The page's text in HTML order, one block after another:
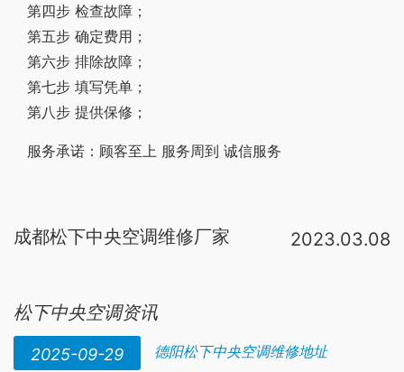
第四步 检查故障；
第五步 确定费用；
第六步 排除故障；
第七步 填写凭单；
第八步 提供保修；
服务承诺：顾客至上 服务周到 诚信服务
成都松下中央空调维修厂家 2023.03.08
松下中央空调资讯
2025-09-29 德阳松下中央空调维修地址